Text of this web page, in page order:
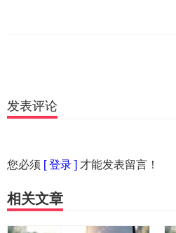
发表评论
您必须 [ 登录 ] 才能发表留言！
相关文章